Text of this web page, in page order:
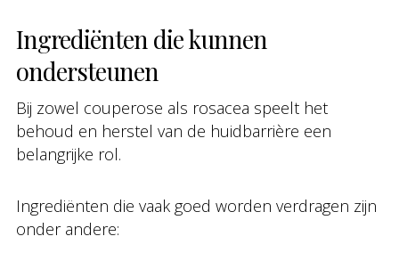
Ingrediënten die kunnen
ondersteunen
Bij zowel couperose als rosacea speelt het
behoud en herstel van de huidbarrière een
belangrijke rol.
Ingrediënten die vaak goed worden verdragen zijn
onder andere: